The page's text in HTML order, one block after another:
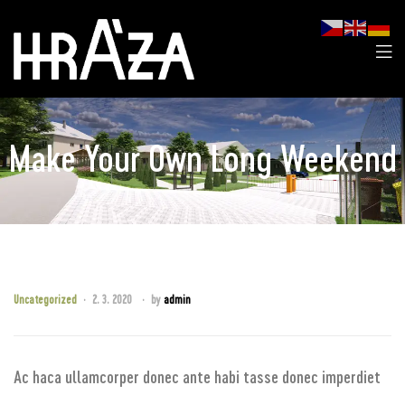
Make Your Own Long Weekend
Uncategorized 2. 3. 2020 by admin
Ac haca ullamcorper donec ante habi tasse donec imperdiet